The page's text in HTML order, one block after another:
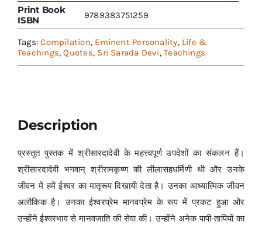
Print Book
ISBN
9789383751259
Tags:Compilation, Eminent Personality, Life &
Teachings,Quotes, Sri Sarada Devi,Teachings
Description
प्रस्तुत पुस्तक में श्रीसारदादेवी के महत्त्वपूर्ण उपदेशों का संकलन हैं।
श्रीसारदादेवी भगवान् श्रीरामकृष्ण की लीलासहधर्मिणी थी और उनके
जीवन में हमें ईश्वर का मातृरूप दिखायी देता है। उनका आध्यात्मिक जीवन
अलौकिक है। उनका ईश्वरप्रेम मानवप्रेम के रूप में प्रकट हुआ और
उन्होंने ईश्वरभाव से मानवजाति की सेवा की। उन्होंने अनेक पापी-तापियों का